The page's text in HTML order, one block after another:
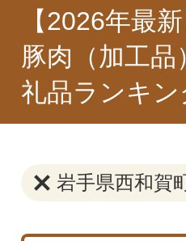
【2026年最
豚肉（加工
礼品ランキン
岩手県西和賀